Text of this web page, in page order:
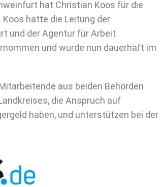
hat Christian Koos für die
hatte die Leitung der
und der Agentur für Arbeit
und wurde nun dauerhaft im
aus beiden Behörden
die Anspruch auf
haben, und unterstützen bei der